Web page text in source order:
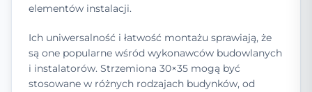
elementów instalacji.
Ich uniwersalność i łatwość montażu sprawiają, że
są one popularne wśród wykonawców budowlanych
i instalatorów. Strzemiona 30×35 mogą być
stosowane w różnych rodzajach budynków, od